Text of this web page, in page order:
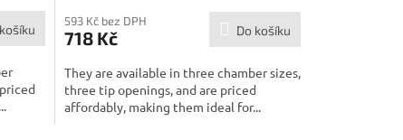
593 Kč bez DPH
718 Kč Do košíku
They are available in three chamber sizes,
three tip openings, and are priced
affordably, making them ideal for...